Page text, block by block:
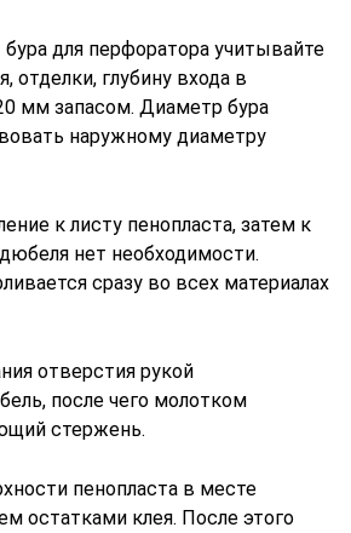
для перфоратора учитывайте
отделки, глубину входа в
мм запасом. Диаметр бура
наружному диаметру
к листу пенопласта, затем к
нет необходимости.
сразу во всех материалах
отверстия рукой
после чего молотком
стержень.
пенопласта в месте
остатками клея. После этого